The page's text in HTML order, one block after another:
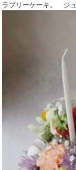
ラブリーケーキ。 ジュ